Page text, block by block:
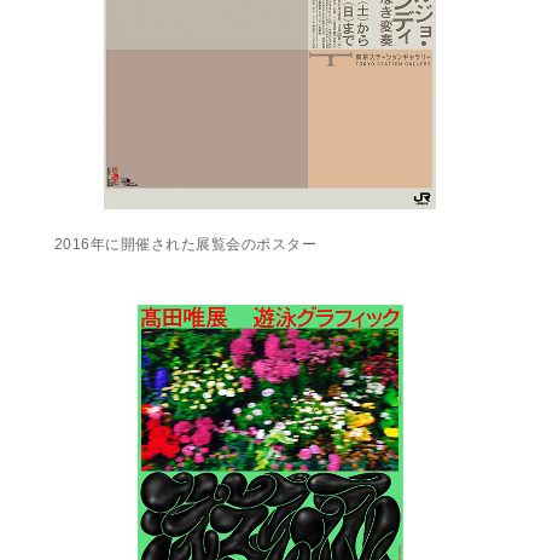
2016年に開催された展覧会のポスター